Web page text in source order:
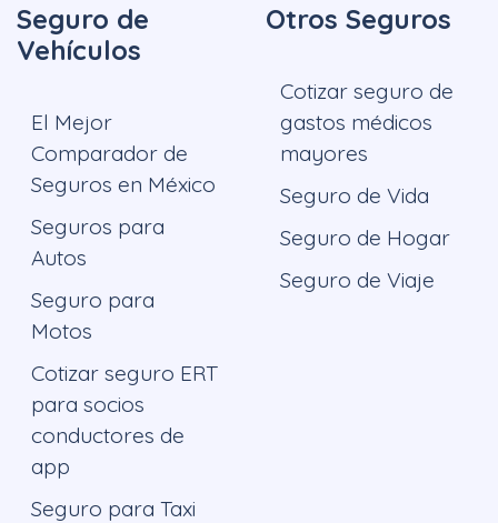
Seguro de
Vehículos
El Mejor
Comparador de
Seguros en México
Seguros para
Autos
Seguro para
Motos
Cotizar seguro ERT
para socios
conductores de
app
Seguro para Taxi
Otros Seguros
Cotizar seguro de
gastos médicos
mayores
Seguro de Vida
Seguro de Hogar
Seguro de Viaje